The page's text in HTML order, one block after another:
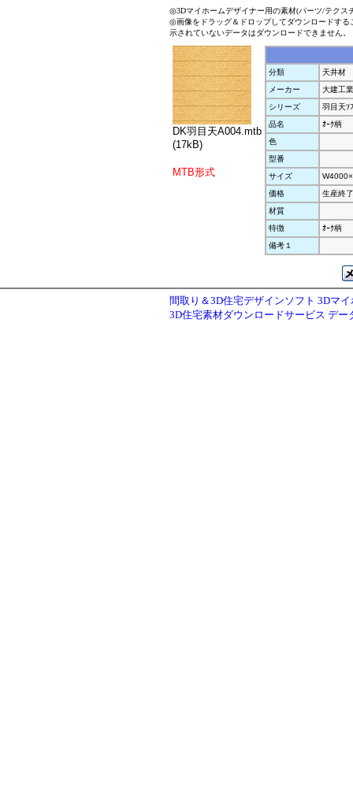
◎3Dマイホームデザイナー用の素材(パーツ/テクス
◎画像をドラッグ＆ドロップしてダウンロードす
示されていないデータはダウンロードできません。
DK羽目天A004.mtb
(17kB)
MTB形式
分類
天井材
メーカー
大建工業
シリーズ
羽目天ｿ
品名
ｵｰｸ柄
色
型番
サイズ
価格
生産終了
材質
特徴
ｵｰｸ柄
備考１
間取り＆3D住宅デザインソフト 3Dマ
3D住宅素材ダウンロードサービス デー